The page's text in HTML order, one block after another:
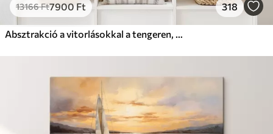
13166Ft7900 Ft 318
Absztrakció a vitorlásokkal a tengeren, akril stílusban, naplemente